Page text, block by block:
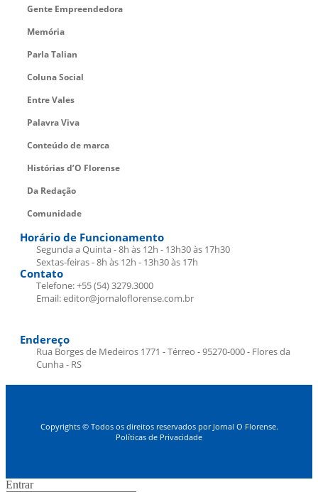
Gente Empreendedora
Memória
Parla Talian
Coluna Social
Entre Vales
Palavra Viva
Conteúdo de marca
Histórias d’O Florense
Da Redação
Comunidade
Horário de Funcionamento
Segunda a Quinta - 8h às 12h - 13h30 às 17h30
Sextas-feiras - 8h às 12h - 13h30 às 17h
Contato
Telefone: +55 (54) 3279.3000
Email: editor@jornaloflorense.com.br
Endereço
Rua Borges de Medeiros 1771 - Térreo - 95270-000 - Flores da
Cunha - RS
Copyrights © Todos os direitos reservados por Jornal O Florense.
Políticas de Privacidade
Entrar